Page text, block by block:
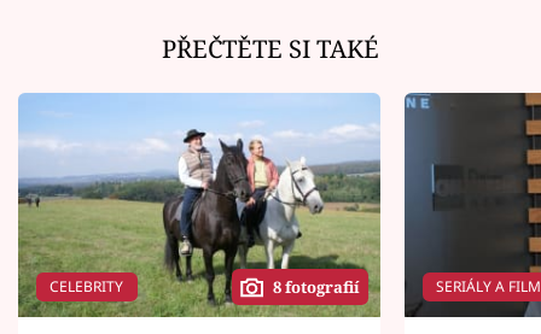
PŘEČTĚTE SI TAKÉ
CELEBRITY 8 fotografií SERIÁLY A